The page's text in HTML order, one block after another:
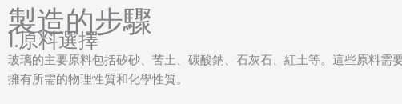
製造的步驟
1.原料選擇
玻璃的主要原料包括矽砂、苦土、碳酸鈉、石灰石、紅土等。這些原料需
擁有所需的物理性質和化學性質。